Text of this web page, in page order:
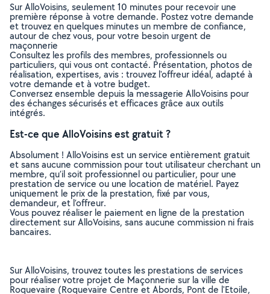
Sur AlloVoisins, seulement 10 minutes pour recevoir une
première réponse à votre demande. Postez votre demande
et trouvez en quelques minutes un membre de confiance,
autour de chez vous, pour votre besoin urgent de
maçonnerie
Consultez les profils des membres, professionnels ou
particuliers, qui vous ont contacté. Présentation, photos de
réalisation, expertises, avis : trouvez l'offreur idéal, adapté à
votre demande et à votre budget.
Conversez ensemble depuis la messagerie AlloVoisins pour
des échanges sécurisés et efficaces grâce aux outils
intégrés.
Est-ce que AlloVoisins est gratuit ?
Absolument ! AlloVoisins est un service entièrement gratuit
et sans aucune commission pour tout utilisateur cherchant un
membre, qu’il soit professionnel ou particulier, pour une
prestation de service ou une location de matériel. Payez
uniquement le prix de la prestation, fixé par vous,
demandeur, et l’offreur.
Vous pouvez réaliser le paiement en ligne de la prestation
directement sur AlloVoisins, sans aucune commission ni frais
bancaires.
Sur AlloVoisins, trouvez toutes les prestations de services
pour réaliser votre projet de Maçonnerie sur la ville de
Roquevaire (Roquevaire Centre et Abords, Pont de l'Etoile,